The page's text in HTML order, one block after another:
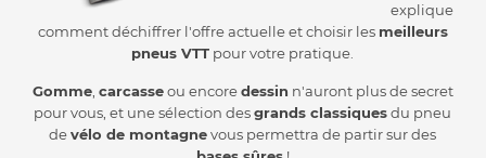
explique
comment déchiffrer l'offre actuelle et choisir les meilleurs
pneus VTT pour votre pratique.
Gomme, carcasseou encoredessin n'auront plus de secret
pour vous, et une sélection desgrands classiquesdu pneu
devélo de montagnevous permettra de partir sur des